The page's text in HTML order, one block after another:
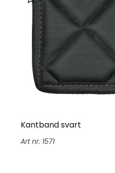
Kantband svart
1571
Lägg till i favoriter